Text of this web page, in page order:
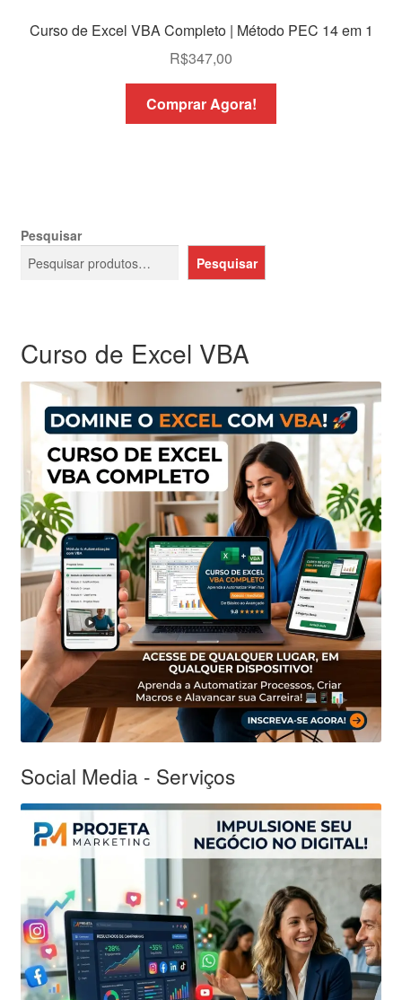
Curso de Excel VBA Completo | Método PEC 14 em 1
R$347,00
Comprar Agora!
Pesquisar
Pesquisar
Curso de Excel VBA
Social Media - Serviços